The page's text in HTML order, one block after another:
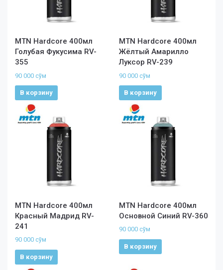
MTN Hardcore 400мл
Голубая Фукусима RV-
355
90 000 сўм
В корзину
MTN Hardcore 400мл
Жёлтый Амарилло
Луксор RV-239
90 000 сўм
В корзину
MTN Hardcore 400мл
Красный Мадрид RV-
241
90 000 сўм
В корзину
MTN Hardcore 400мл
Основной Синий RV-360
90 000 сўм
В корзину